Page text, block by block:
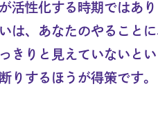
活性化する時期ではあ
は、あなたのやること
きりと見えていないと
りするほうが得策です。